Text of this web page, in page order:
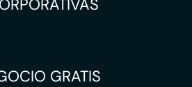
GRATIS